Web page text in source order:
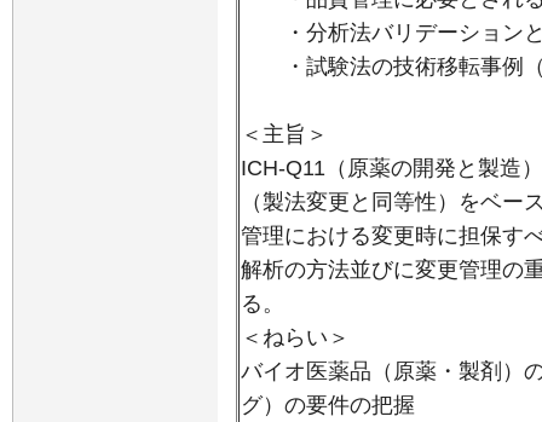
・分析法バリデーション
・試験法の技術移転事例（
＜主旨＞
ICH-Q11（原薬の開発と製造
（製法変更と同等性）をベー
管理における変更時に担保す
解析の方法並びに変更管理の
る。
＜ねらい＞
バイオ医薬品（原薬・製剤）
グ）の要件の把握